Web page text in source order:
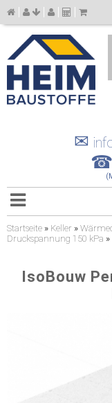
✉
☎
Startseite » Keller »
Druckspannung 150 kPa »
IsoBouw